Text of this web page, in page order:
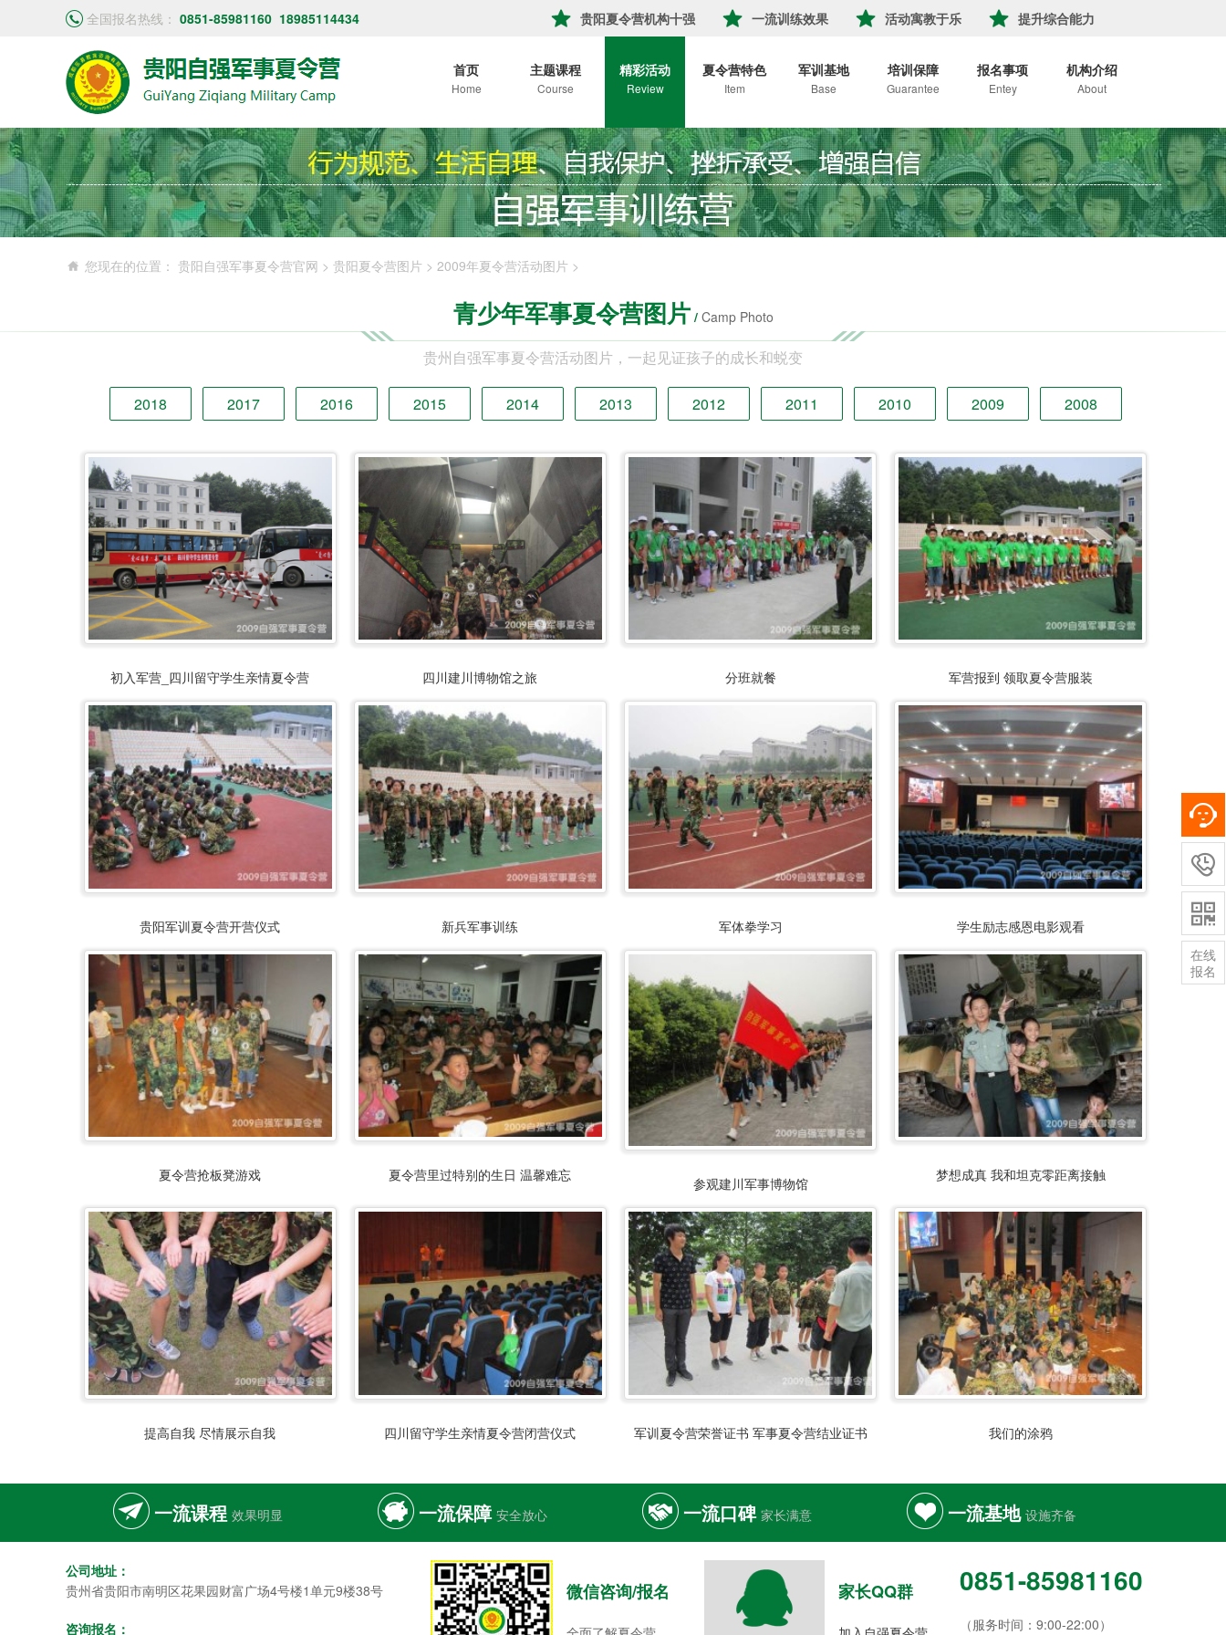
全国报名热线： 0851-85981160 18985114434 贵阳夏令营机构十强 一流训练效果 活动寓教于乐 提升综合能力
首页
Home
主题课程
Course
精彩活动
Review
夏令营特色
Item
军训基地
Base
培训保障
Guarantee
报名事项
Entey
机构介绍
About
您现在的位置： 贵阳自强军事夏令营官网 > 贵阳夏令营图片 > 2009年夏令营活动图片 >
青少年军事夏令营图片 / Camp Photo
贵州自强军事夏令营活动图片，一起见证孩子的成长和蜕变
2018 2017 2016 2015 2014 2013 2012 2011 2010 2009 2008
初入军营_四川留守学生亲情夏令营 四川建川博物馆之旅 分班就餐 军营报到 领取夏令营服装
贵阳军训夏令营开营仪式 新兵军事训练 军体拳学习 学生励志感恩电影观看
夏令营抢板凳游戏 夏令营里过特别的生日 温馨难忘
参观建川军事博物馆
梦想成真 我和坦克零距离接触
提高自我 尽情展示自我 四川留守学生亲情夏令营闭营仪式 军训夏令营荣誉证书 军事夏令营结业证书 我们的涂鸦
一流课程 效果明显 一流保障 安全放心 一流口碑 家长满意 一流基地 设施齐备
公司地址：
贵州省贵阳市南明区花果园财富广场4号楼1单元9楼38号
咨询报名：
微信咨询/报名 家长QQ群 0851-85981160
（服务时间：9:00-22:00）


在线
报名